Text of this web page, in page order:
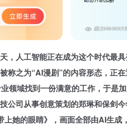
人工智能正在成为这个时代最具
之为“AI漫剧”的内容形态，正
领域找到一份满意的工作，于是
公司从事创意策划的郑琳和保剑
她的眼睛》，画面全部由AI生